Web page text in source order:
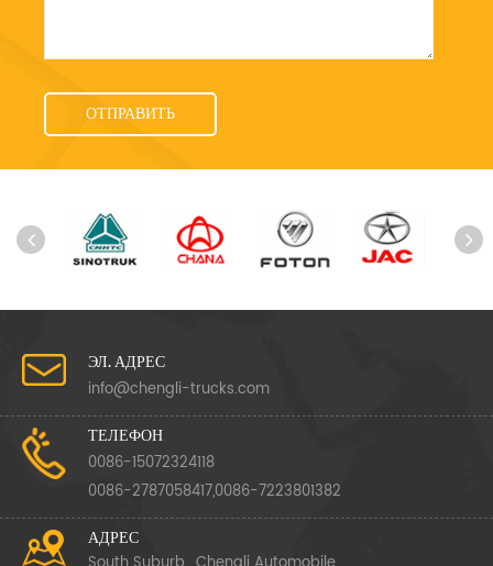
ЭЛ. АДРЕС
info@chengli-trucks.com
ТЕЛЕФОН
0086-15072324118
0086-2787058417,0086-7223801382
АДРЕС